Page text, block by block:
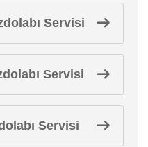
Servisi
Servisi
Servisi